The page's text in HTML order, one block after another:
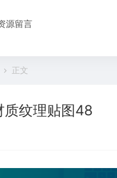
源留言
正文
质纹理贴图48